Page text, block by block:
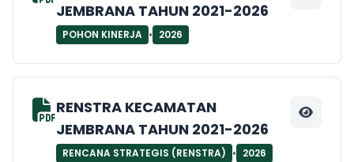
JEMBRANA TAHUN 2021-2026
POHON KINERJA • 2026
RENSTRA KECAMATAN
JEMBRANA TAHUN 2021-2026
RENCANA STRATEGIS (RENSTRA) • 2026